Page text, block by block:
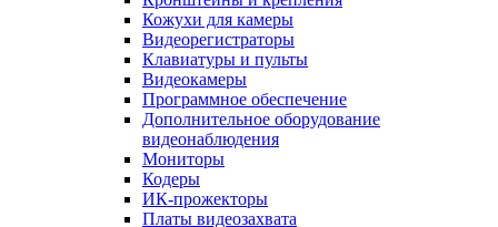
Кожухи для камеры
Видеорегистраторы
Клавиатуры и пульты
Видеокамеры
Программное обеспечение
Дополнительное оборудование
видеонаблюдения
Мониторы
Кодеры
ИК-прожекторы
Платы видеозахвата